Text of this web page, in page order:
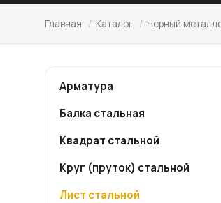
Главная / Каталог / Черный
Арматура
Балка стальная
Квадрат стальной
Круг (пруток) стальной
Лист стальной